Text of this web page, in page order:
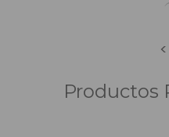
<
Productos